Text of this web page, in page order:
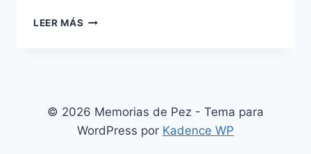
LEER MÁS LA
DE
PRIMERA
© 2026 Memorias de Pez - Tema para
WordPress por Kadence WP